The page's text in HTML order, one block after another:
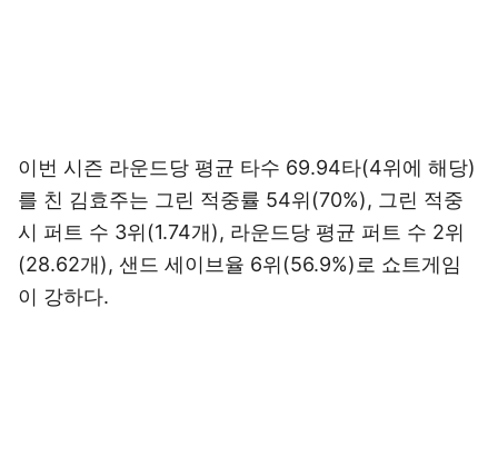
이번 시즌 라운드당 평균 타수 69.94타(4위에 해당)
를 친 김효주는 그린 적중률 54위(70%), 그린 적중
시 퍼트 수 3위(1.74개), 라운드당 평균 퍼트 수 2위
(28.62개), 샌드 세이브율 6위(56.9%)로 쇼트게임
이 강하다.